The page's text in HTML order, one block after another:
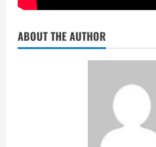
ABOUT THE AUTHOR